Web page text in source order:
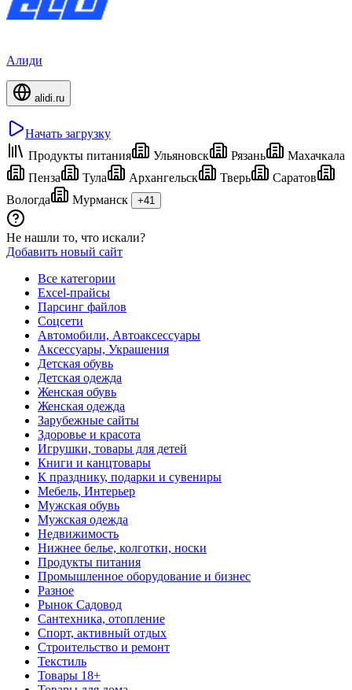
Алиди
alidi.ru
Начать загрузку
Продукты питания
Ульяновск Рязань
Махачкала
Пенза
Тула Архангельск Тверь
Саратов
Вологда
Мурманск +41
Не нашли то, что искали?
Добавить новый сайт
Все категории
Excel-прайсы
Парсинг файлов
Соцсети
Автомобили, Автоаксессуары
Аксессуары, Украшения
Детская обувь
Детская одежда
Женская обувь
Женская одежда
Зарубежные сайты
Здоровье и красота
Игрушки, товары для детей
Книги и канцтовары
К празднику, подарки и сувениры
Мебель, Интерьер
Мужская обувь
Мужская одежда
Недвижимость
Нижнее белье, колготки, носки
Продукты питания
Промышленное оборудование и бизнес
Разное
Рынок Садовод
Сантехника, отопление
Спорт, активный отдых
Строительство и ремонт
Текстиль
Товары 18+